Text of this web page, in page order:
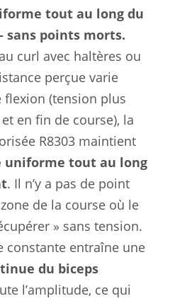
tout au long du
points morts.
curl avec haltères ou
perçue varie
flexion (tension plus
en fin de course), la
R8303 maintient
uniforme tout au long
. Il n’y a pas de point
de la course où le
» sans tension.
constante entraîne une
du biceps
l’amplitude, ce qui